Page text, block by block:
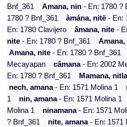
Bnf_361
Amana, nin - En: 1780 ?
1780 ? Bnf_361
àmána, nitë - En:
En: 1780 Clavijero
âmana, nite -
nite - En: 1780 ? Bnf_361 Amana,
Amana, nite - En: 1780 ? Bnf_361
Mecayapan
câmana- En: 2002
En: 1780 ? Bnf_361
Mamana,
nech, amana- En: 1571 Molina 1
1
nin, amana- En: 1571 Molina 1
Molina 1
ninamana- En: 1571
? Bnf_361
nite, amana- En: 1571